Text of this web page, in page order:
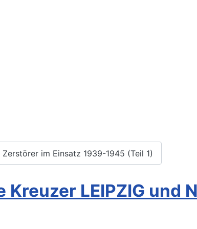
im Einsatz 1939-1945 (Teil 1)
LEIPZIG und